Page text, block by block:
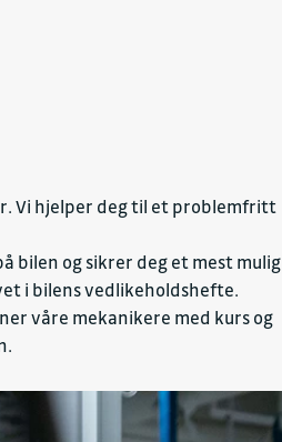
Vi hjelper deg til et problemfritt
bilen og sikrer deg et mest mulig
i bilens vedlikeholdshefte.
våre mekanikere med kurs og